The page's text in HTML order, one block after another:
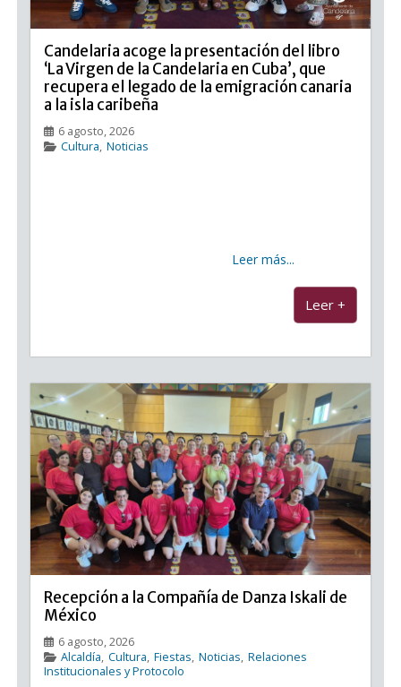
Candelaria acoge la presentación del libro
‘La Virgen de la Candelaria en Cuba’, que
recupera el legado de la emigración canaria
a la isla caribeña
6 agosto, 2026
Cultura, Noticias
Leer más...
Leer +
Recepción a la Compañía de Danza Iskali de
México
6 agosto, 2026
Alcaldía, Cultura, Fiestas, Noticias, Relaciones
Institucionales y Protocolo